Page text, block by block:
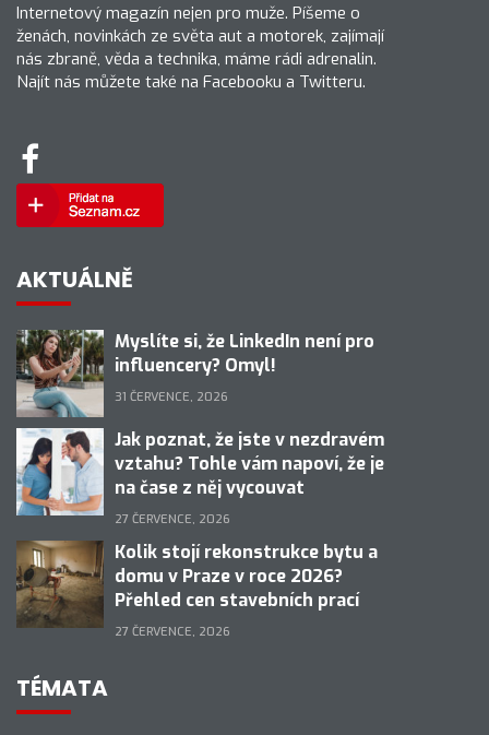
Internetový magazín nejen pro muže. Píšeme o
ženách, novinkách ze světa aut a motorek, zajímají
nás zbraně, věda a technika, máme rádi adrenalin.
Najít nás můžete také na Facebooku a Twitteru.
AKTUÁLNĚ
Myslíte si, že LinkedIn není pro
influencery? Omyl!
31 ČERVENCE, 2026
Jak poznat, že jste v nezdravém
vztahu? Tohle vám napoví, že je
na čase z něj vycouvat
27 ČERVENCE, 2026
Kolik stojí rekonstrukce bytu a
domu v Praze v roce 2026?
Přehled cen stavebních prací
27 ČERVENCE, 2026
TÉMATA